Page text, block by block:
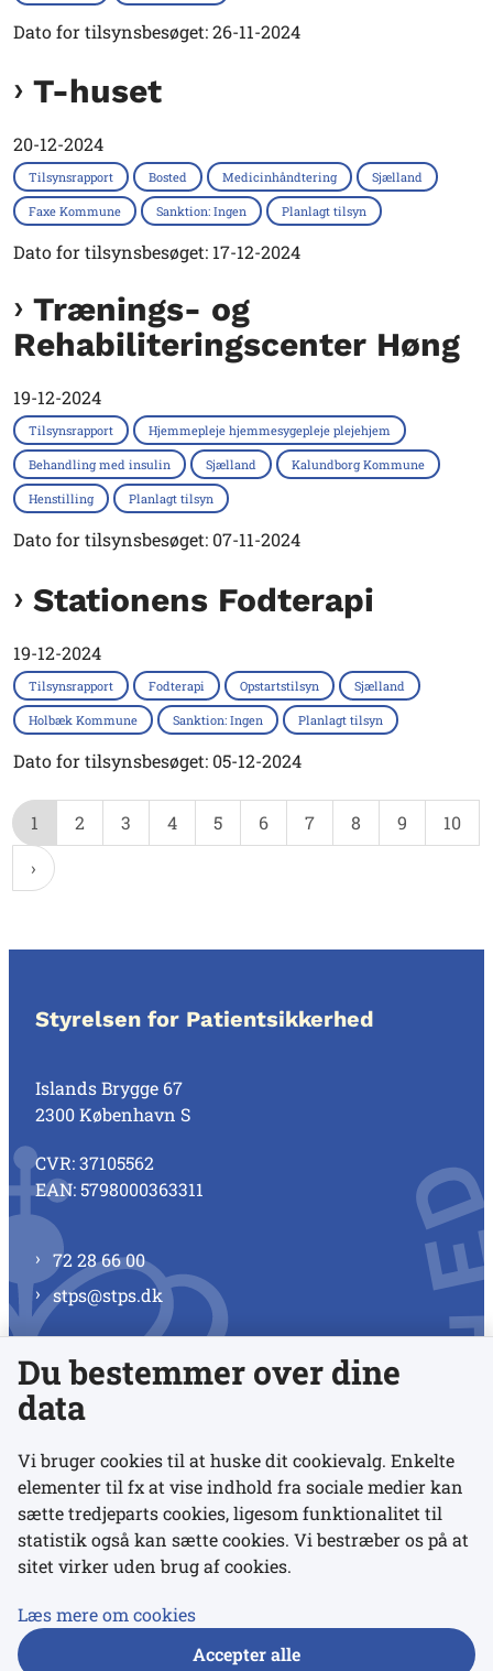
Dato for tilsynsbesøget: 26-11-2024
T-huset
20-12-2024
Tilsynsrapport Bosted Medicinhåndtering Sjælland
Faxe Kommune Sanktion: Ingen Planlagt tilsyn
Dato for tilsynsbesøget: 17-12-2024
Trænings- og
Rehabiliteringscenter Høng
19-12-2024
Tilsynsrapport Hjemmepleje hjemmesygepleje plejehjem
Behandling med insulin Sjælland Kalundborg Kommune
Henstilling Planlagt tilsyn
Dato for tilsynsbesøget: 07-11-2024
Stationens Fodterapi
19-12-2024
Tilsynsrapport Fodterapi Opstartstilsyn Sjælland
Holbæk Kommune Sanktion: Ingen Planlagt tilsyn
Dato for tilsynsbesøget: 05-12-2024
1 2 3 4 5 6 7 8 9 10
Styrelsen for Patientsikkerhed
Islands Brygge 67
2300 København S
CVR: 37105562
EAN: 5798000363311
72 28 66 00
stps@stps.dk
Se alle kontaktnumre
Links
Udgivelser
Du bestemmer over dine
data
Vi bruger cookies til at huske dit cookievalg. Enkelte
elementer til fx at vise indhold fra sociale medier kan
sætte tredjeparts cookies, ligesom funktionalitet til
statistik også kan sætte cookies. Vi bestræber os på at
sitet virker uden brug af cookies.
Læs mere om cookies
Accepter alle